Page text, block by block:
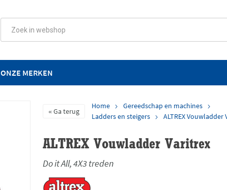
ONZE MERKEN
Ga terug
Home
Gereedschap en machines
Ladders en steigers
ALTREX Vouwladder
ALTREX Vouwladder Varitrex
Do it All, 4X3 treden